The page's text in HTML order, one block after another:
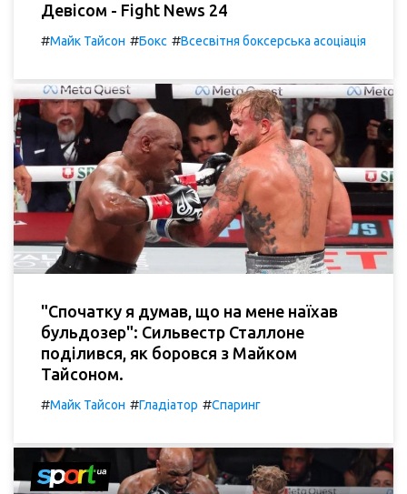
Девісом - Fight News 24
#Майк Тайсон #Бокс #Всесвітня боксерська асоціація
"Спочатку я думав, що на мене наїхав
бульдозер": Сильвестр Сталлоне
поділився, як боровся з Майком
Тайсоном.
#Майк Тайсон #Гладіатор #Спаринг